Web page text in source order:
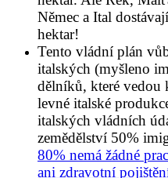
Němec a Ital
hektar!
Tento vládní plán
italských (myšleno
dělníků, které vedou
levné italské
italských vládních
zemědělství 50%
80% nemá žádné
ani zdravotní